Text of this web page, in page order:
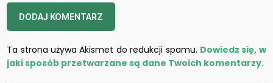
Ta strona używa Akismet do redukcji spamu. Dowiedz się, w
jaki sposób przetwarzane są dane Twoich komentarzy.